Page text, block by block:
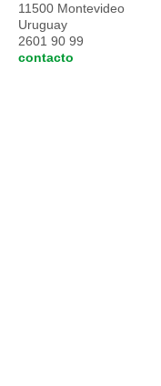
11500 Montevideo
Uruguay
2601 90 99
contacto